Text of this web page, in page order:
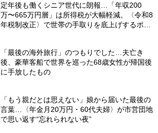
定年後も働くシニア世代に朗報…「年収200
万〜665万円層」は所得税が大幅軽減。〈令和8
年税制改正〉で世帯の手取りを底上げするポイ
「最後の海外旅行」のつもりでした…夫亡き
後、豪華客船で世界を巡った68歳女性が帰国後
に手放したもの
「もう親だとは思えない」娘から届いた最後の
言葉…〈年金月20万円・60代夫婦〉が市営団地
で思い返す“忘れられない夜”